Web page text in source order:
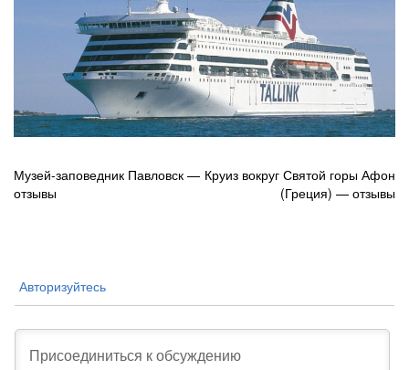
Навигация
по
Музей-заповедник Павловск —
отзывы
Круиз вокруг Святой горы Афон
(Греция) — отзывы
Авторизуйтесь